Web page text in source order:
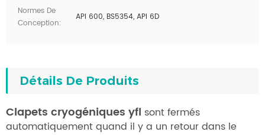
Normes De
Conception:
API 600, BS5354, API 6D
Détails De Produits
Clapets cryogéniques yfl sont fermés
automatiquement quand il y a un retour dans le